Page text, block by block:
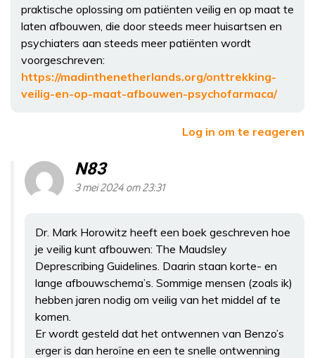
praktische oplossing om patiënten veilig en op maat te
laten afbouwen, die door steeds meer huisartsen en
psychiaters aan steeds meer patiënten wordt
voorgeschreven:
https://madinthenetherlands.org/onttrekking-
veilig-en-op-maat-afbouwen-psychofarmaca/
Log in om te reageren
N83
3 mei 2024 om 23:31
Dr. Mark Horowitz heeft een boek geschreven hoe
je veilig kunt afbouwen: The Maudsley
Deprescribing Guidelines. Daarin staan korte- en
lange afbouwschema’s. Sommige mensen (zoals ik)
hebben jaren nodig om veilig van het middel af te
komen.
Er wordt gesteld dat het ontwennen van Benzo’s
erger is dan heroïne en een te snelle ontwenning